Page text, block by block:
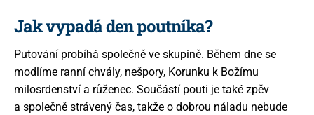
Jak vypadá den poutníka?
Putování probíhá společně ve skupině. Během dne se
modlíme ranní chvály, nešpory, Korunku k Božímu
milosrdenství a růženec. Součástí pouti je také zpěv
a společně strávený čas, takže o dobrou náladu nebude